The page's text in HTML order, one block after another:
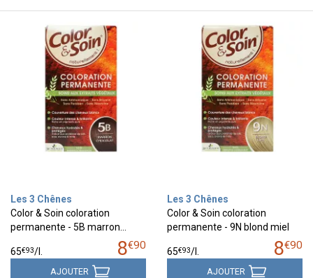
Les 3 Chênes
Color & Soin coloration
permanente - 5B marron…
8€90
65€93/
AJOUTER
Les 3 Chênes
Color & Soin coloration
permanente - 9N blond miel
8€90
65€93/
AJOUTER